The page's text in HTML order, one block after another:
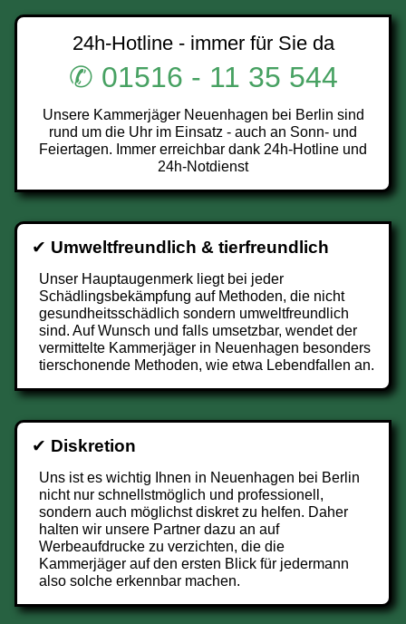
24h-Hotline - immer für Sie da
✆ 01516 - 11 35 544
Unsere Kammerjäger Neuenhagen bei Berlin sind
rund um die Uhr im Einsatz - auch an Sonn- und
Feiertagen. Immer erreichbar dank 24h-Hotline und
24h-Notdienst
✔ Umweltfreundlich & tierfreundlich
Unser Hauptaugenmerk liegt bei jeder
Schädlingsbekämpfung auf Methoden, die nicht
gesundheitsschädlich sondern umweltfreundlich
sind. Auf Wunsch und falls umsetzbar, wendet der
vermittelte Kammerjäger in Neuenhagen besonders
tierschonende Methoden, wie etwa Lebendfallen an.
✔ Diskretion
Uns ist es wichtig Ihnen in Neuenhagen bei Berlin
nicht nur schnellstmöglich und professionell,
sondern auch möglichst diskret zu helfen. Daher
halten wir unsere Partner dazu an auf
Werbeaufdrucke zu verzichten, die die
Kammerjäger auf den ersten Blick für jedermann
also solche erkennbar machen.